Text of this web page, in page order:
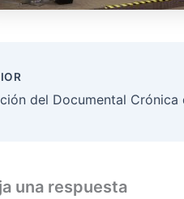
una respuesta